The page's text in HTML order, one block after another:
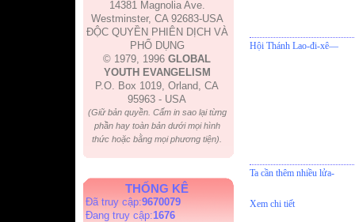
14381 Magnolia Ave.
Westminster, CA 92683-USA
ĐỘC QUYỀN PHIÊN DỊCH VÀ
PHỔ DỤNG
© 1979, 1996 GLOBAL
YOUTH EVANGELISM
P.O. Box 1019, Orland, CA
95963 - USA
(Giữ bản quyền. Cấm in sao lại từng
phần hay toàn bản dưới mọi hình
thức hoặc bằng mọi phương tiện).
THỐNG KÊ
Đã truy cập:9670079
Đang truy cập:1676
Hội Thánh Lao-đi-xê—
Ta cần thêm nhiều lửa-
Xem chi tiết